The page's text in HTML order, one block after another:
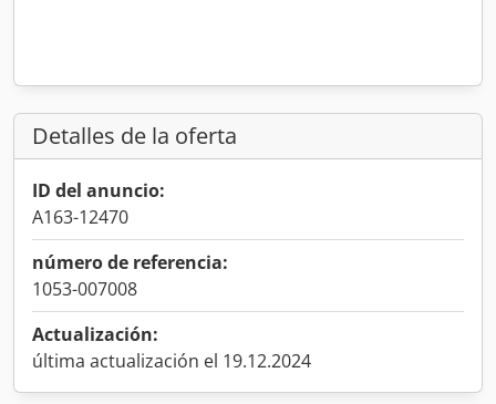
Detalles de la oferta
ID del anuncio:
A163-12470
número de referencia:
1053-007008
Actualización:
última actualización el 19.12.2024